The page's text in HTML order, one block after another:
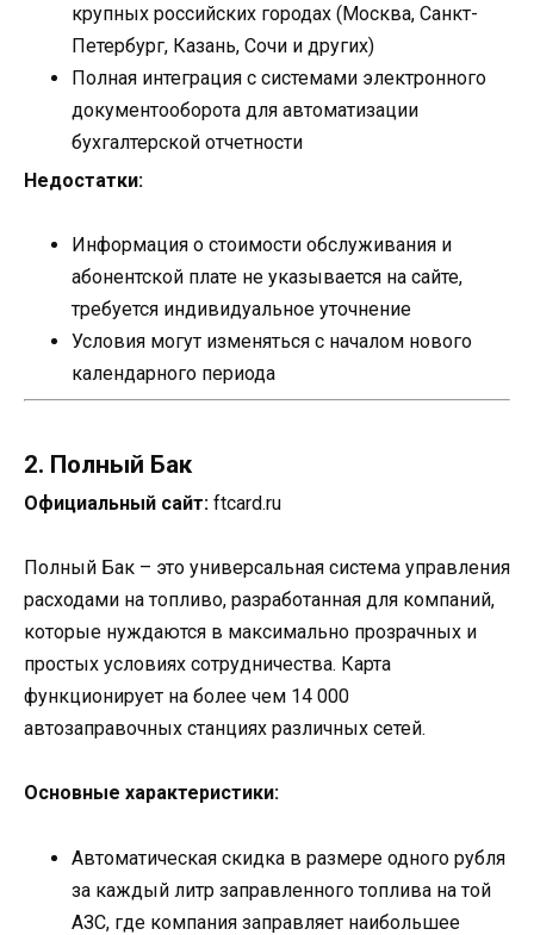
крупных российских городах (Москва, Санкт-
Петербург, Казань, Сочи и других)
Полная интеграция с системами электронного
документооборота для автоматизации
бухгалтерской отчетности
Недостатки:
Информация о стоимости обслуживания и
абонентской плате не указывается на сайте,
требуется индивидуальное уточнение
Условия могут изменяться с началом нового
календарного периода
2. Полный Бак
Официальный сайт: ftcard.ru
Полный Бак – это универсальная система управления
расходами на топливо, разработанная для компаний,
которые нуждаются в максимально прозрачных и
простых условиях сотрудничества. Карта
функционирует на более чем 14 000
автозаправочных станциях различных сетей.
Основные характеристики:
Автоматическая скидка в размере одного рубля
за каждый литр заправленного топлива на той
АЗС, где компания заправляет наибольшее